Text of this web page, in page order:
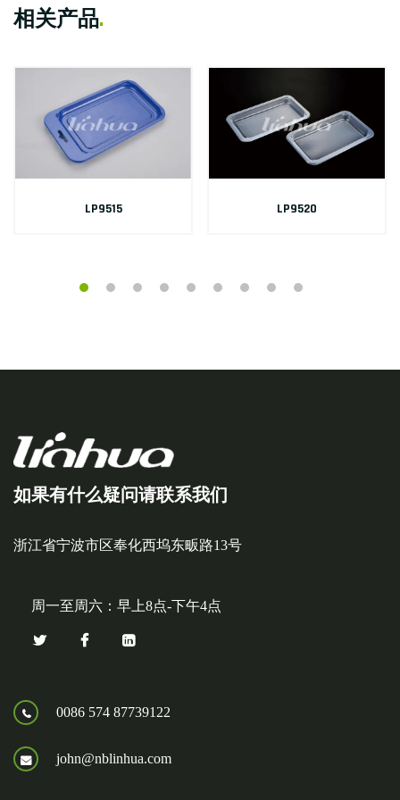
相关产品.
LP9515 LP9520
如果有什么疑问请联系我们
浙江省宁波市区奉化西坞东畈路13号
周一至周六：早上8点-下午4点
0086 574 87739122
john@nblinhua.com